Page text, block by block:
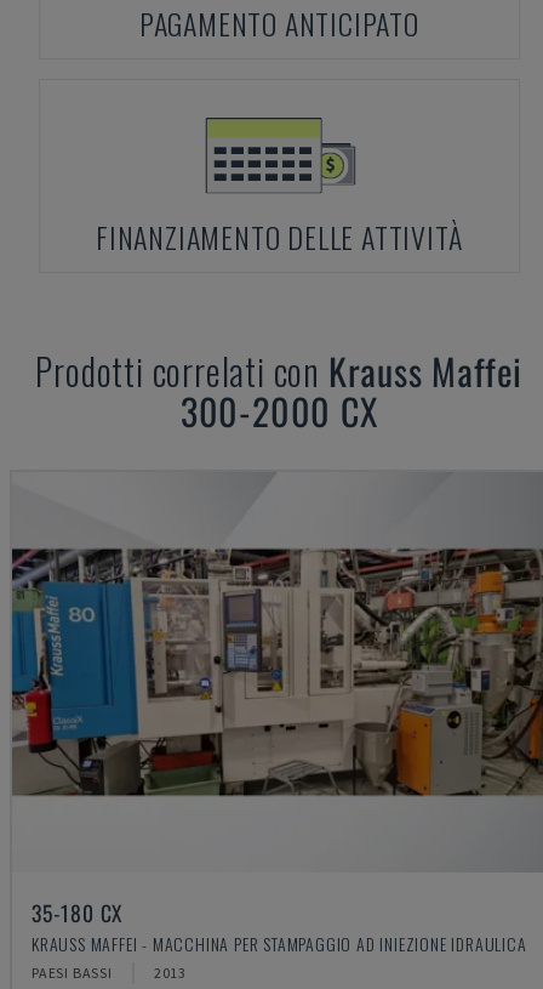
PAGAMENTO ANTICIPATO
FINANZIAMENTO DELLE ATTIVITÀ
Prodotti correlati con Krauss Maffei
300-2000 CX
35-180 CX
KRAUSS MAFFEI - MACCHINA PER STAMPAGGIO AD INIEZIONE IDRAULICA
PAESI BASSI 2013